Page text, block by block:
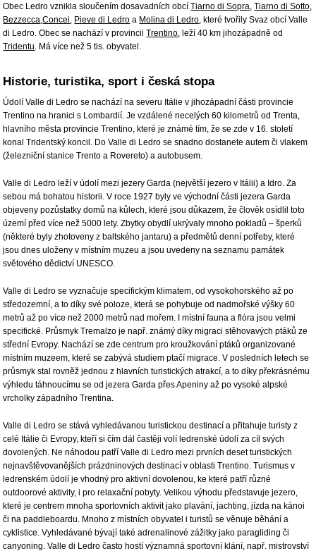
Obec Ledro vznikla sloučením dosavadních obcíTiarno di Sopra,Tiarno di Sotto,
Bezzecca,Concei, Pieve di Ledro a Molina di Ledro, které tvořily Svaz obcí Valle
di Ledro. Obec se nachází v provinciiTrentino, leží 40 km jihozápadně od
Tridentu. Má více než 5 tis. obyvatel.
Historie, turistika, sport i česká stopa
Údolí Valle di Ledro se nachází na severu Itálie v jihozápadní části provincie
Trentino na hranici s Lombardií. Je vzdálené necelých 60 kilometrů od Trenta,
hlavního města provincie Trentino, které je známé tím, že se zde v 16. století
konal Tridentský koncil. Do Valle di Ledro se snadno dostanete autem či vlakem
(železniční stanice Trento a Rovereto) a autobusem.
Valle di Ledro leží v údolí mezi jezery Garda (největší jezero v Itálii) a Idro. Za
sebou má bohatou historii. V roce 1927 byly ve východní části jezera Garda
objeveny pozůstatky domů na kůlech, které jsou důkazem, že člověk osídlil toto
území před více než 5000 lety. Zbytky obydlí ukrývaly mnoho pokladů – šperků
(některé byly zhotoveny z baltského jantaru) a předmětů denní potřeby, které
jsou dnes uloženy v místním muzeu a jsou uvedeny na seznamu památek
světového dědictví UNESCO.
Valle di Ledro se vyznačuje specifickým klimatem, od vysokohorského až po
středozemní, a to díky své poloze, která se pohybuje od nadmořské výšky 60
metrů až po více než 2000 metrů nad mořem. I místní fauna a flóra jsou velmi
specifické. Průsmyk Tremalzo je např. známý díky migraci stěhovavých ptáků ze
střední Evropy. Nachází se zde centrum pro kroužkování ptáků organizované
místním muzeem, které se zabývá studiem ptačí migrace. V posledních letech se
průsmyk stal rovněž jednou z hlavních turistických atrakcí, a to díky překrásnému
výhledu táhnoucímu se od jezera Garda přes Apeniny až po vysoké alpské
vrcholky západního Trentina.
Valle di Ledro se stává vyhledávanou turistickou destinací a přitahuje turisty z
celé Itálie či Evropy, kteří si čím dál častěji volí ledrenské údolí za cíl svých
dovolených. Ne náhodou patří Valle di Ledro mezi prvních deset turistických
nejnavštěvovanějších prázdninových destinací v oblasti Trentino. Turismus v
ledrenském údolí je vhodný pro aktivní dovolenou, ke které patří různé
outdoorové aktivity, i pro relaxační pobyty. Velikou výhodu představuje jezero,
které je centrem mnoha sportovních aktivit jako plavání, jachting, jízda na kánoi
či na paddleboardu. Mnoho z místních obyvatel i turistů se věnuje běhání a
cyklistice. Vyhledávané bývají také adrenalinové zážitky jako paragliding či
canyoning. Valle di Ledro často hostí významná sportovní klání, např. mistrovství